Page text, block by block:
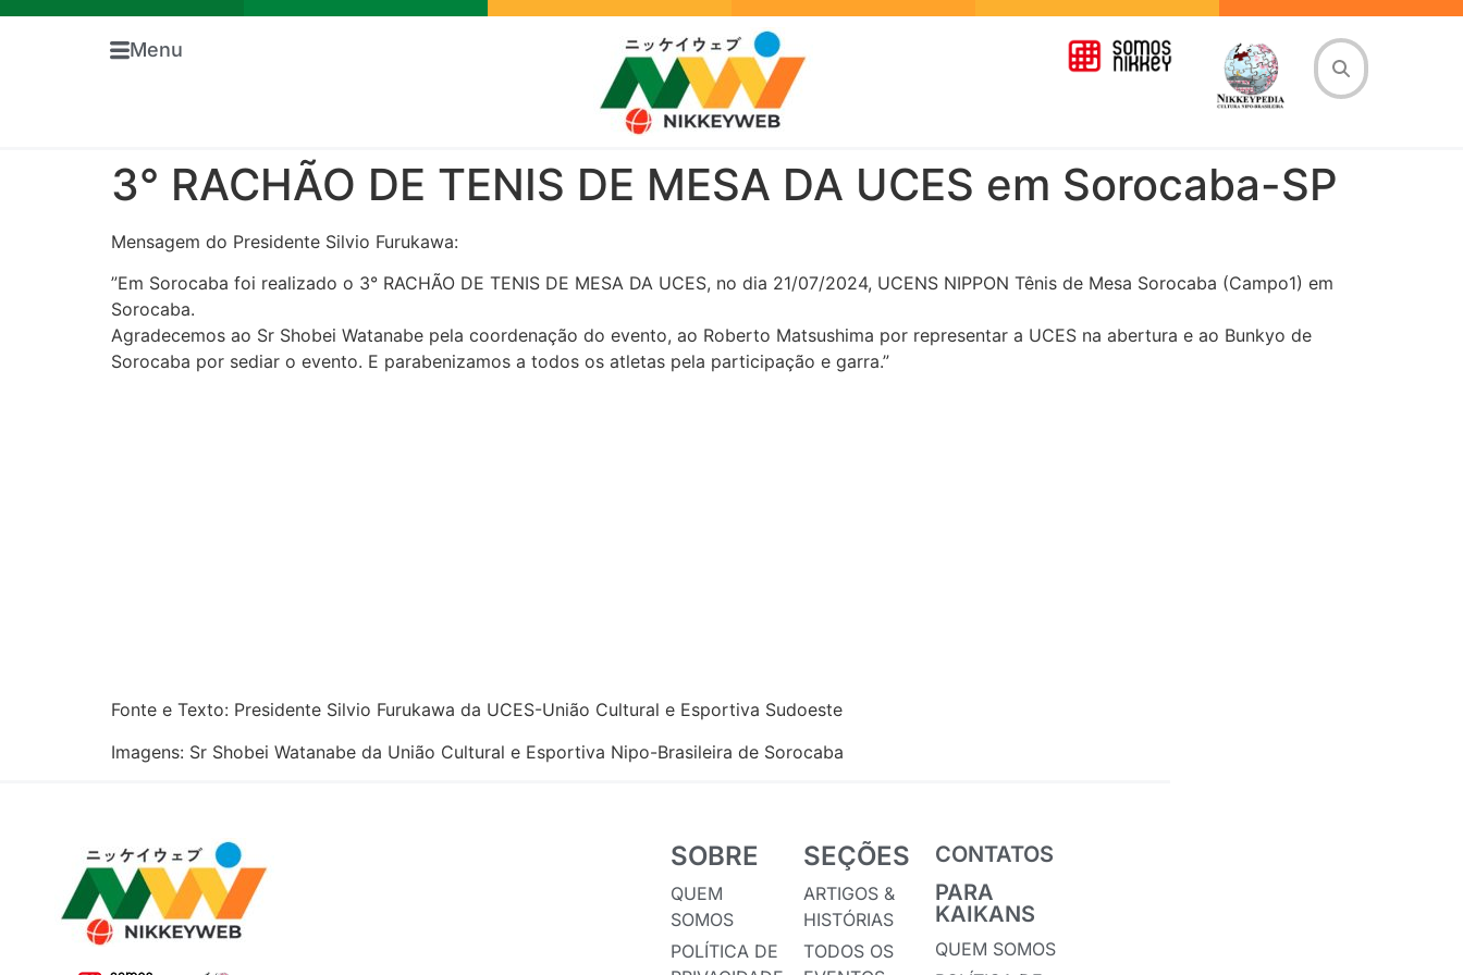
Menu
3° RACHÃO DE TENIS DE MESA DA UCES em Sorocaba-SP
Mensagem do Presidente Silvio Furukawa:
”Em Sorocaba foi realizado o 3° RACHÃO DE TENIS DE MESA DA UCES, no dia 21/07/2024, UCENS NIPPON Tênis de Mesa Sorocaba (Campo1) em
Sorocaba.
Agradecemos ao Sr Shobei Watanabe pela coordenação do evento, ao Roberto Matsushima por representar a UCES na abertura e ao Bunkyo de
Sorocaba por sediar o evento. E parabenizamos a todos os atletas pela participação e garra.”
Fonte e Texto: Presidente Silvio Furukawa da UCES-União Cultural e Esportiva Sudoeste
Imagens: Sr Shobei Watanabe da União Cultural e Esportiva Nipo-Brasileira de Sorocaba
SOBRE
QUEM
SOMOS
POLÍTICA DE
SEÇÕES
ARTIGOS &
HISTÓRIAS
TODOS OS
CONTATOS
PARA
KAIKANS
QUEM SOMOS